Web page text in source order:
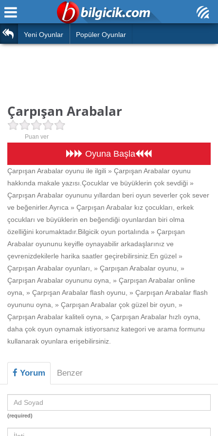
Araba
Futbol
Çocuk
Silah
Basketbol
Motor
Beceri
Komik
Macera
Mario
Savaş
Spor
Ana Sayfa
Hızlı Okuma Testi
Hesaplamalar
Oyun
Eğitim Haberleri
Yeni Oyunlar Popüler Oyunlar
Çarpışan Arabalar
Puan ver
Oyuna Başla
Çarpışan Arabalar oyunu ile ilgili » Çarpışan Arabalar oyunu
hakkında makale yazısı.Çocuklar ve büyüklerin çok sevdiği »
Çarpışan Arabalar oyununu yıllardan beri oyun severler çok sever
ve beğenirler.Ayrıca » Çarpışan Arabalar kız çocukları, erkek
çocukları ve büyüklerin en beğendiği oyunlardan biri olma
özelliğini korumaktadır.Bilgicik oyun portalında » Çarpışan
Arabalar oyununu keyifle oynayabilir arkadaşlarınız ve
çevrenizdekilerle harika saatler geçirebilirsiniz.En güzel »
Çarpışan Arabalar oyunları, » Çarpışan Arabalar oyunu, »
Çarpışan Arabalar oyununu oyna, » Çarpışan Arabalar online
oyna, » Çarpışan Arabalar flash oyunu, » Çarpışan Arabalar flash
oyununu oyna, » Çarpışan Arabalar çok güzel bir oyun, »
Çarpışan Arabalar kaliteli oyna, » Çarpışan Arabalar hızlı oyna,
daha çok oyun oynamak istiyorsanız kategori ve arama formunu
kullanarak oyunlara erişebilirsiniz.
Yorum Benzer
(required)